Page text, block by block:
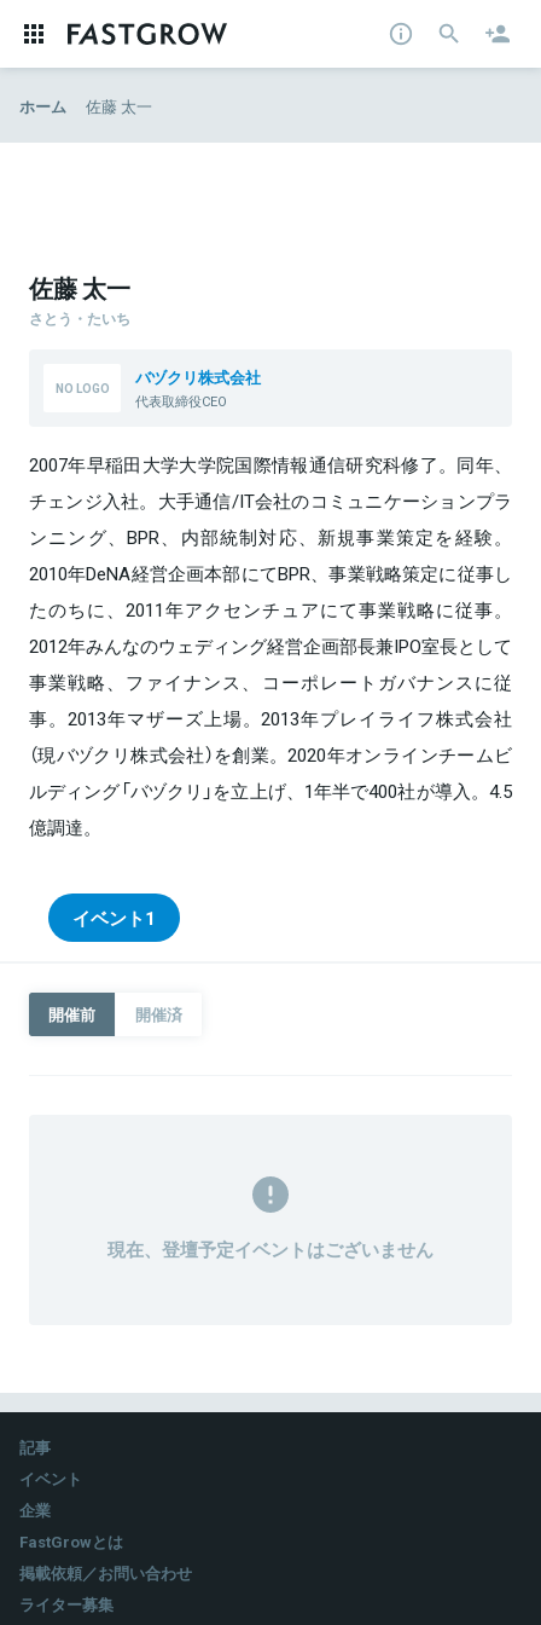
ホーム 佐藤 太一
佐藤 太一
さとう・たいち
バヅクリ株式会社
代表取締役CEO
2007年早稲田大学大学院国際情報通信研究科修了。同年、
チェンジ入社。大手通信/IT会社のコミュニケーションプラ
ンニング、BPR、内部統制対応、新規事業策定を経験。
2010年DeNA経営企画本部にてBPR、事業戦略策定に従事し
たのちに、2011年アクセンチュアにて事業戦略に従事。
2012年みんなのウェディング経営企画部長兼IPO室長として
事業戦略、ファイナンス、コーポレートガバナンスに従
事。2013年マザーズ上場。2013年プレイライフ株式会社
（現バヅクリ株式会社）を創業。2020年オンラインチームビ
ルディング「バヅクリ」を立上げ、1年半で400社が導入。4.5
億調達。
イベント1
開催前 開催済
現在、登壇予定イベントはございません
記事
イベント
企業
FastGrowとは
掲載依頼／お問い合わせ
ライター募集